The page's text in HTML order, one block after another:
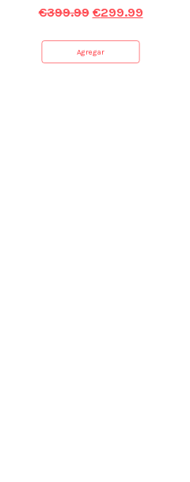
€399.99 €299.99
Agregar